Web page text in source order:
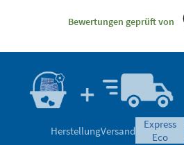
Bewertungen geprüft von
HerstellungVersand
express
eco